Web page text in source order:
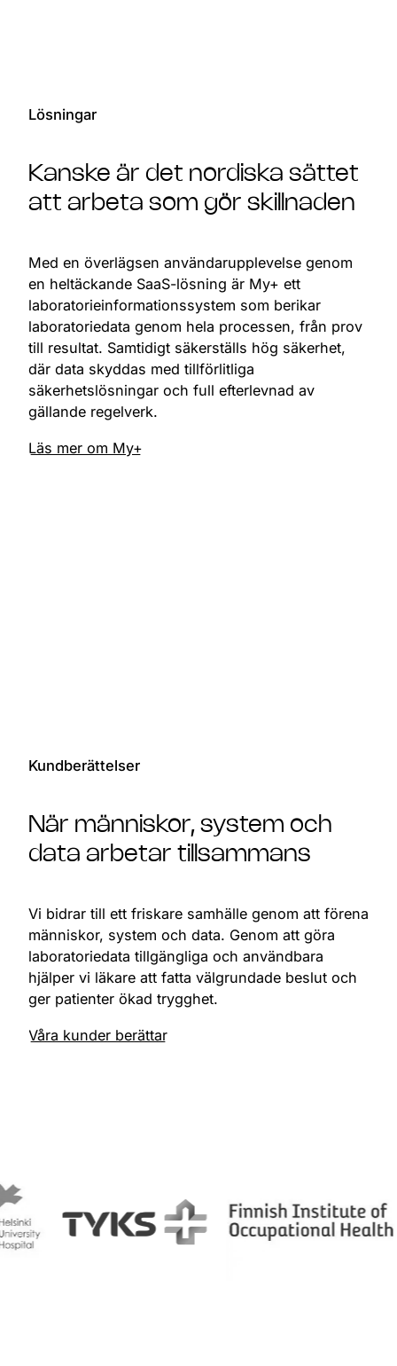
Lösningar
Kanske är det nordiska sättet
att arbeta som gör skillnaden
Med en överlägsen användarupplevelse genom
en heltäckande SaaS-lösning är My+ ett
laboratorieinformationssystem som berikar
laboratoriedata genom hela processen, från prov
till resultat. Samtidigt säkerställs hög säkerhet,
där data skyddas med tillförlitliga
säkerhetslösningar och full efterlevnad av
gällande regelverk.
Läs mer om My+
Kundberättelser
När människor, system och
data arbetar tillsammans
Vi bidrar till ett friskare samhälle genom att förena
människor, system och data. Genom att göra
laboratoriedata tillgängliga och användbara
hjälper vi läkare att fatta välgrundade beslut och
ger patienter ökad trygghet.
Våra kunder berättar